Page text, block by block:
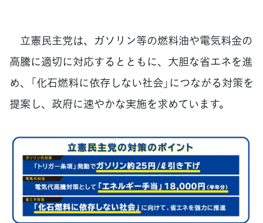
立憲民主党は、ガソリン等の燃料油や電気料金の
高騰に適切に対応するとともに、大胆な省エネを進
め、「化石燃料に依存しない社会」につながる対策を
提案し、政府に速やかな実施を求めています。